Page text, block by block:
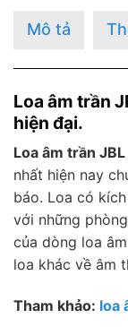
Mô tả
Loa âm trần
hiện đại.
Loa âm trần
nhất hiện nay
báo. Loa có
với những
của dòng loa
loa khác về âm
Tham khảo: loa